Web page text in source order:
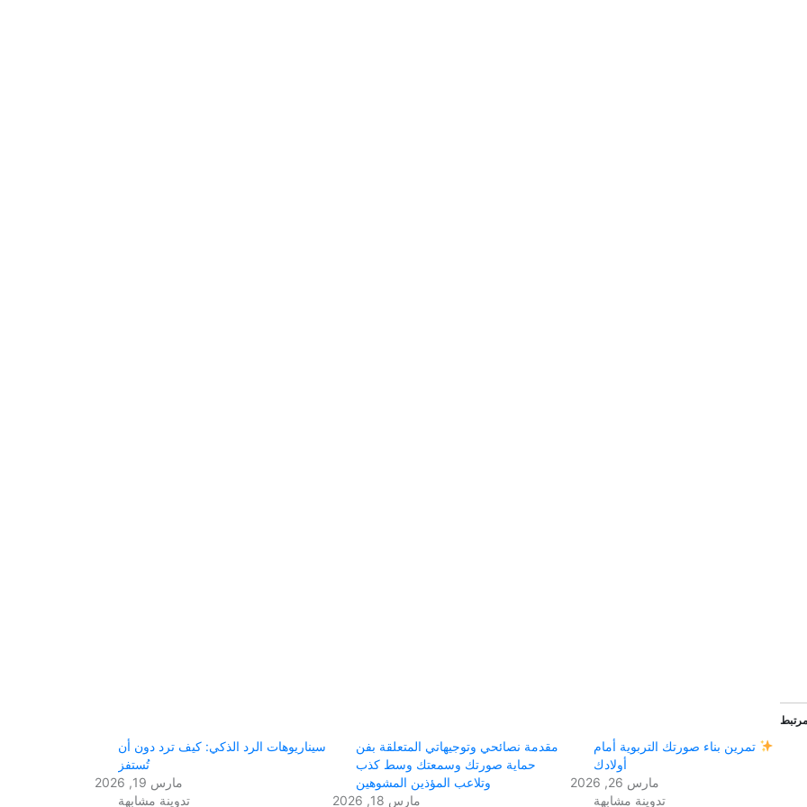
مرتبط
تمرين بناء صورتك التربوية أمام
أولادك
مارس 26, 2026
تدوينة مشابهة
مقدمة نصائحي وتوجيهاتي المتعلقة بفن
حماية صورتك وسمعتك وسط كذب
وتلاعب المؤذين المشوهين
مارس 18, 2026
سيناريوهات الرد الذكي: كيف ترد دون أن
تُستفز
مارس 19, 2026
تدوينة مشابهة